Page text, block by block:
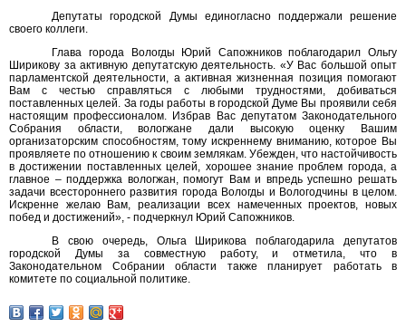
Депутаты городской Думы единогласно поддержали решение
своего коллеги.
Глава города Вологды Юрий Сапожников поблагодарил Ольгу
Ширикову за активную депутатскую деятельность. «У Вас большой опыт
парламентской деятельности, а активная жизненная позиция помогают
Вам с честью справляться с любыми трудностями, добиваться
поставленных целей. За годы работы в городской Думе Вы проявили себя
настоящим профессионалом. Избрав Вас депутатом Законодательного
Собрания области, вологжане дали высокую оценку Вашим
организаторским способностям, тому искреннему вниманию, которое Вы
проявляете по отношению к своим землякам. Убежден, что настойчивость
в достижении поставленных целей, хорошее знание проблем города, а
главное – поддержка вологжан, помогут Вам и впредь успешно решать
задачи всестороннего развития города Вологды и Вологодчины в целом.
Искренне желаю Вам, реализации всех намеченных проектов, новых
побед и достижений», - подчеркнул Юрий Сапожников.
В свою очередь, Ольга Ширикова поблагодарила депутатов
городской Думы за совместную работу, и отметила, что в
Законодательном Собрании области также планирует работать в
комитете по социальной политике.